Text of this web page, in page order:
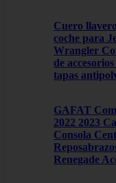
Cuero
coche para
Wrangler
de
tapas
GAFAT
2022 2023
Consola
Renegade